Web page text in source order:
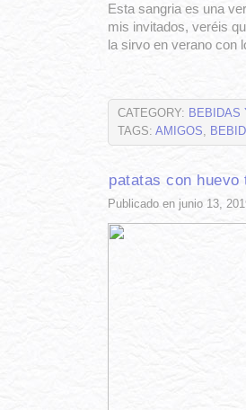
Esta sangria es una
mis invitados, veréis
la sirvo en verano con
CATEGORY: BEBIDAS
TAGS: AMIGOS,
patatas con huevo
Publicado en junio 13,